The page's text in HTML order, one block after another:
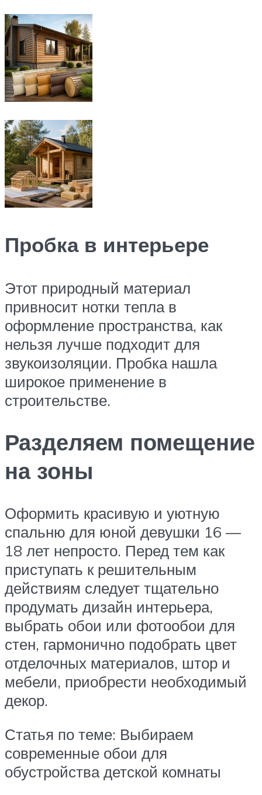
Пробка в интерьере
Этот природный материал
привносит нотки тепла в
оформление пространства, как
нельзя лучше подходит для
звукоизоляции. Пробка нашла
широкое применение в
строительстве.
Разделяем помещение
на зоны
Оформить красивую и уютную
спальню для юной девушки 16 —
18 лет непросто. Перед тем как
приступать к решительным
действиям следует тщательно
продумать дизайн интерьера,
выбрать обои или фотообои для
стен, гармонично подобрать цвет
отделочных материалов, штор и
мебели, приобрести необходимый
декор.
Статья по теме: Выбираем
современные обои для
обустройства детской комнаты